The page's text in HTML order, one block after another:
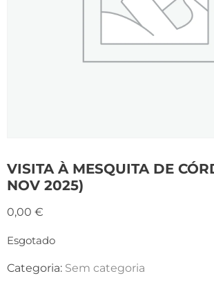
VISITA À MESQUITA DE
NOV 2025)
0,00 €
Esgotado
Categoria: Sem categoria